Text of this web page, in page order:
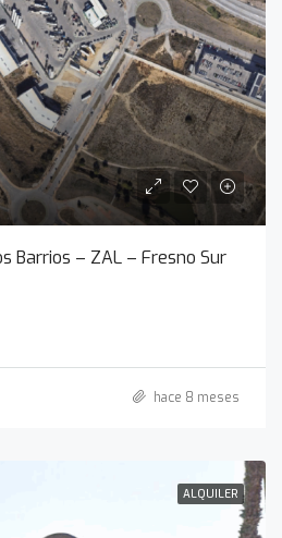
Barrios – ZAL – Fresno Sur
hace 8 meses
ALQUILER